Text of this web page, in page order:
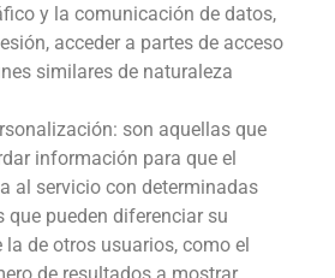
y la comunicación de datos,
acceder a partes de acceso
similares de naturaleza
son aquellas que
información para que el
al servicio con determinadas
que pueden diferenciar su
la de otros usuarios, como el
de resultados a mostrar